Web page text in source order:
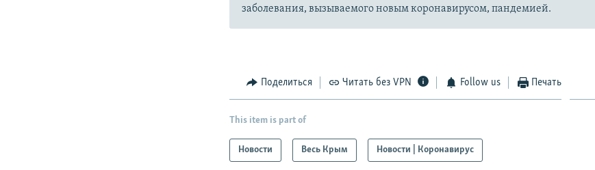
заболевания, вызываемого новым коронавирусом, пандемией.
Поделиться Читать без VPN Follow us Печать
This item is part of
Новости Весь Крым Новости | Коронавирус